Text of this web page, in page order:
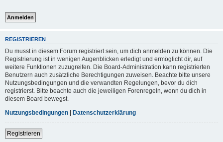
REGISTRIEREN
Du musst in diesem Forum registriert sein, um dich anmelden zu können. Die
Registrierung ist in wenigen Augenblicken erledigt und ermöglicht dir, auf
weitere Funktionen zuzugreifen. Die Board-Administration kann registrierten
Benutzern auch zusätzliche Berechtigungen zuweisen. Beachte bitte unsere
Nutzungsbedingungen und die verwandten Regelungen, bevor du dich
registrierst. Bitte beachte auch die jeweiligen Forenregeln, wenn du dich in
diesem Board bewegst.
Nutzungsbedingungen | Datenschutzerklärung
Registrieren